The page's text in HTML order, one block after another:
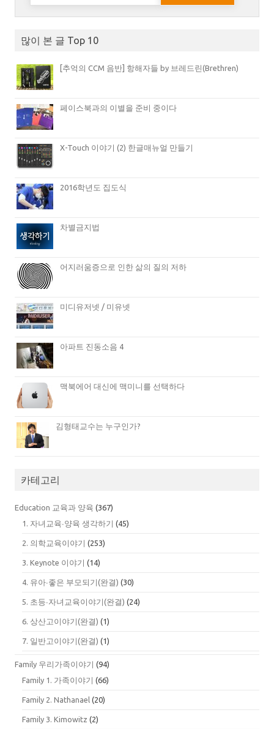
많이 본 글 Top 10
[추억의 CCM 음반] 항해자들 by 브레드린(Brethren)
페이스북과의 이별을 준비 중이다
X-Touch 이야기 (2) 한글매뉴얼 만들기
2016학년도 집도식
차별금지법
어지러움증으로 인한 삶의 질의 저하
미디유저넷 / 미유넷
아파트 진동소음 4
맥북에어 대신에 맥미니를 선택하다
김형태교수는 누구인가?
카테고리
Education 교육과 양육 (367)
1. 자녀교육∙양육 생각하기 (45)
2. 의학교육이야기 (253)
3. Keynote 이야기 (14)
4. 유아∙좋은 부모되기(완결) (30)
5. 초등∙자녀교육이야기(완결) (24)
6. 상산고이야기(완결) (1)
7. 일반고이야기(완결) (1)
Family 우리가족이야기 (94)
Family 1. 가족이야기 (66)
Family 2. Nathanael (20)
Family 3. Kimowitz (2)